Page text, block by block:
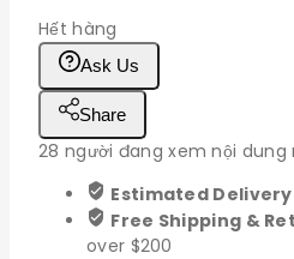
Hết hàng
Ask Us
Share
28 người đang xem nội
Estimated Delivery
Free Shipping &
over $200